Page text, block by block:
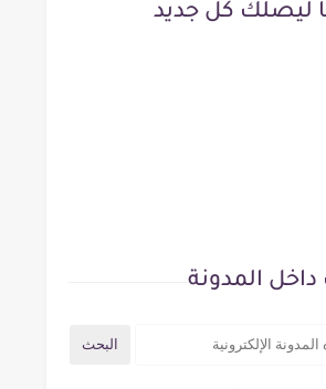
ليصلك كل جديد
داخل المدونة